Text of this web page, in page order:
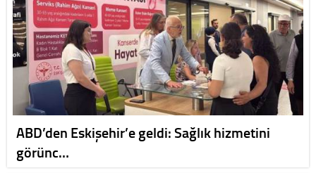
ABD’den Eskişehir’e geldi: Sağlık hizmetini
görünc…